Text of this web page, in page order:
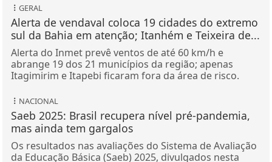
GERAL
Alerta de vendaval coloca 19 cidades do extremo
sul da Bahia em atenção; Itanhém e Teixeira de...
Alerta do Inmet prevê ventos de até 60 km/h e
abrange 19 dos 21 municípios da região; apenas
Itagimirim e Itapebi ficaram fora da área de risco.
NACIONAL
Saeb 2025: Brasil recupera nível pré-pandemia,
mas ainda tem gargalos
Os resultados nas avaliações do Sistema de Avaliação
da Educação Básica (Saeb) 2025, divulgados nesta